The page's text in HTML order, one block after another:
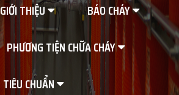
GIỚI THIỆU
BÁO CHÁY
PHƯƠNG TIỆN CHỮA CHÁY
TIÊU CHUẨN